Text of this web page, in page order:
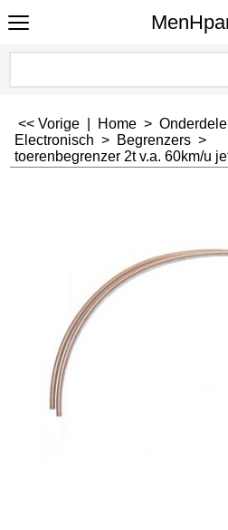
<< Vorige Home >
Electronisch > Begrenzers >
toerenbegrenzer 2t v.a. 60km/u